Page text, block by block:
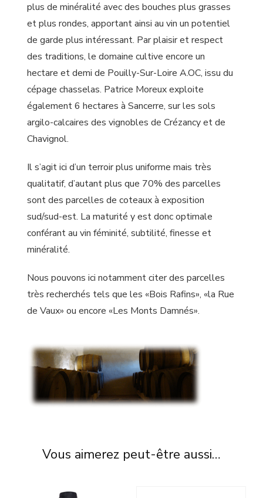
plus de minéralité avec des bouches plus grasses
et plus rondes, apportant ainsi au vin un potentiel
de garde plus intéressant. Par plaisir et respect
des traditions, le domaine cultive encore un
hectare et demi de Pouilly-Sur-Loire A.OC, issu du
cépage chasselas. Patrice Moreux exploite
également 6 hectares à Sancerre, sur les sols
argilo-calcaires des vignobles de Crézancy et de
Chavignol.
Il s’agit ici d’un terroir plus uniforme mais très
qualitatif, d’autant plus que 70% des parcelles
sont des parcelles de coteaux à exposition
sud/sud-est. La maturité y est donc optimale
conférant au vin féminité, subtilité, finesse et
minéralité.
Nous pouvons ici notamment citer des parcelles
très recherchés tels que les «Bois Rafins», «la Rue
de Vaux» ou encore «Les Monts Damnés».
Vous aimerez peut-être aussi…